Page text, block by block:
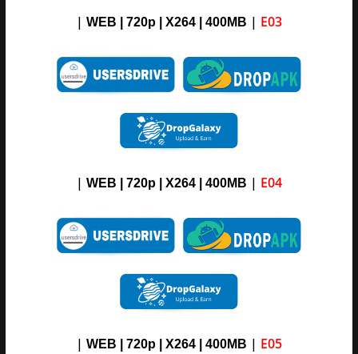
| WEB | 720p | X264 | 400M B | E03
| WEB | 720p | X264 | 400M B | E04
| WEB | 720p | X264 | 400M B | E05